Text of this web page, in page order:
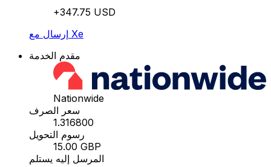
+347.75 USD
إرسال مع Xe
مقدم الخدمة
Nationwide
سعر الصرف
1.316800
رسوم التحويل
15.00 GBP
المرسل إليه يستلم